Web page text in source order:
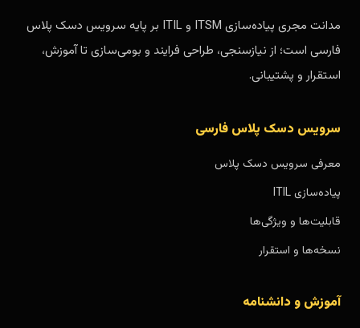
مدانت مجری پیاده‌سازی ITSM و ITIL بر پایه سرویس دسک پلاس
فارسی است؛ از نیازسنجی، طراحی فرایند و بومی‌سازی تا آموزش،
استقرار و پشتیبانی.
سرویس دسک پلاس فارسی
معرفی سرویس دسک پلاس
پیاده‌سازی ITIL
قابلیت‌ها و ویژگی‌ها
نسخه‌ها و استقرار
آموزش و دانشنامه